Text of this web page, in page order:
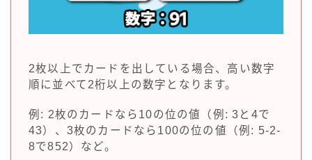
2枚以上でカードを出している場合、高い数字
順に並べて2桁以上の数字となります。
例: 2枚のカードなら10の位の値（例: 3と4で
43）、3枚のカードなら100の位の値（例: 5-2-
8で852）など。